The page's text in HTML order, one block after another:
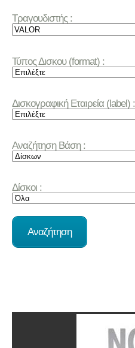
Τραγουδιστής :
Τύπος Δισκου (format) :
Δισκογραφική Εταιρεία (label) :
Αναζήτηση Βάση :
Δίσκοι :